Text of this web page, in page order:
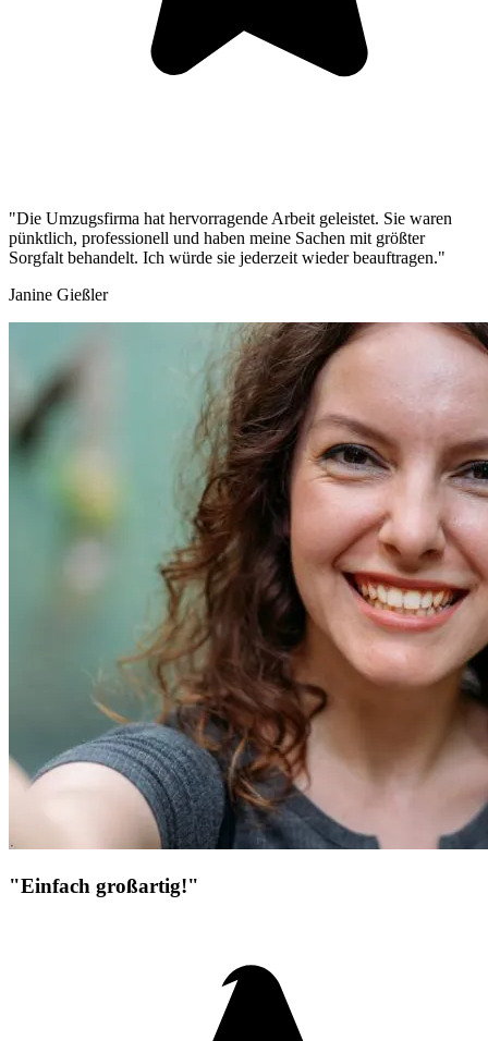
"Die Umzugsfirma hat hervorragende Arbeit geleistet. Sie waren
pünktlich, professionell und haben meine Sachen mit größter
Sorgfalt behandelt. Ich würde sie jederzeit wieder beauftragen."
Janine Gießler
"Einfach großartig!"